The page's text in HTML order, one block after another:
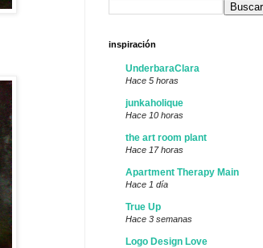
inspiración
UnderbaraClara
Hace 5 horas
junkaholique
Hace 10 horas
the art room plant
Hace 17 horas
Apartment Therapy Main
Hace 1 día
True Up
Hace 3 semanas
Logo Design Love